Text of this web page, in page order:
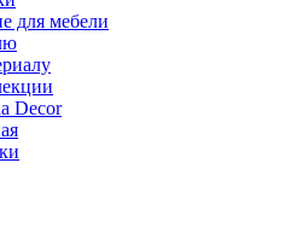
для мебели
Decor